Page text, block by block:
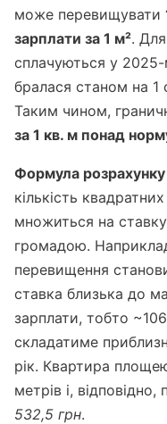
може перевищувати
зарплати за 1 м².
сплачуються у 2025-
бралася станом на 1
Таким чином,
за 1 кв. м понад
Формула
кількість
множиться на
громадою.
перевищення
ставка близька до
зарплати, тобто
складатиме
рік. Квартира
метрів і,
532,5 грн.